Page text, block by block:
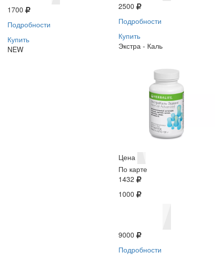
1700
Подробности
Купить
NEW
2500
Подробности
Купить
Экстра - Каль
Цена
По карте
1432
1000
9000
Подробности